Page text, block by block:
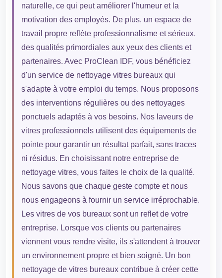
naturelle, ce qui peut améliorer l'humeur et la
motivation des employés. De plus, un espace de
travail propre reflète professionnalisme et sérieux,
des qualités primordiales aux yeux des clients et
partenaires. Avec ProClean IDF, vous bénéficiez
d'un service de nettoyage vitres bureaux qui
s'adapte à votre emploi du temps. Nous proposons
des interventions régulières ou des nettoyages
ponctuels adaptés à vos besoins. Nos laveurs de
vitres professionnels utilisent des équipements de
pointe pour garantir un résultat parfait, sans traces
ni résidus. En choisissant notre entreprise de
nettoyage vitres, vous faites le choix de la qualité.
Nous savons que chaque geste compte et nous
nous engageons à fournir un service irréprochable.
Les vitres de vos bureaux sont un reflet de votre
entreprise. Lorsque vos clients ou partenaires
viennent vous rendre visite, ils s'attendent à trouver
un environnement propre et bien soigné. Un bon
nettoyage de vitres bureaux contribue à créer cette